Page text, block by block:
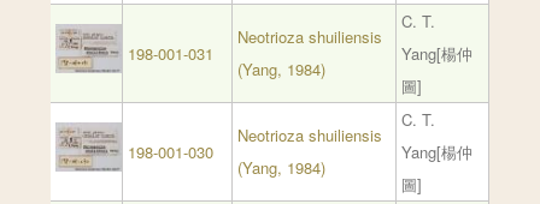
198-001-031
Neotrioza shuiliensis
(Yang, 1984)
C. T.
Yang[楊仲
圖]
198-001-030
Neotrioza shuiliensis
(Yang, 1984)
C. T.
Yang[楊仲
圖]